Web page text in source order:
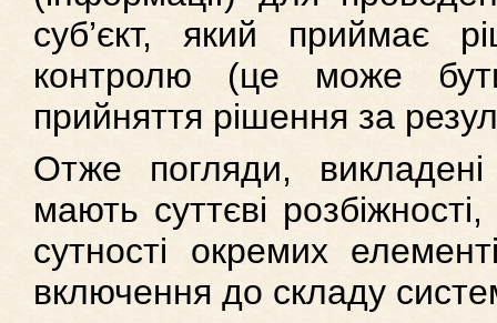
суб’єкт, який приймає
контролю (це може
прийняття рішення за
Отже погляди,
мають суттєві
сутності окремих
включення до складу